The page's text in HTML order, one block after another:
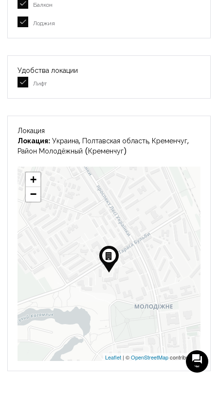
Балкон
Лоджия
Удобства локации
Лифт
Локация
Локация: Украина, Полтавская область, Кременчуг,
Район Молодёжный (Кременчуг)
+
−
Leaflet | ©OpenStreetMapcontributors
Чат